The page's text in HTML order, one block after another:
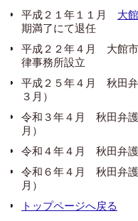
平成２１年１１月 大
期満了にて退任
平成２２年４月 大館
律事務所設立
平成２５年４月 秋田
３月）
令和３年４月 秋田弁
月）
令和４年４月 秋田弁護
令和６年４月 秋田弁護
月）
トップページへ戻る